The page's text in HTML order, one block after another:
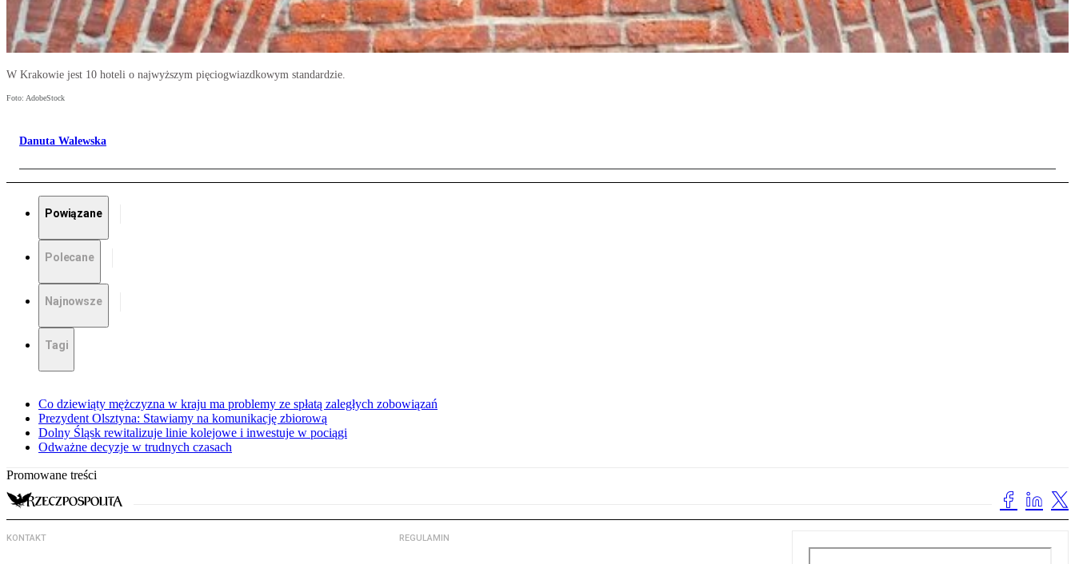
W Krakowie jest 10 hoteli o najwyższym pięciogwiazdkowym standardzie.
Foto: AdobeStock
Danuta Walewska
Powiązane
Polecane
Najnowsze
Tagi
Co dziewiąty mężczyzna w kraju ma problemy ze spłatą zaległych zobowiązań
Prezydent Olsztyna: Stawiamy na komunikację zbiorową
Dolny Śląsk rewitalizuje linie kolejowe i inwestuje w pociągi
Odważne decyzje w trudnych czasach
Promowane treści
KONTAKT REGULAMIN